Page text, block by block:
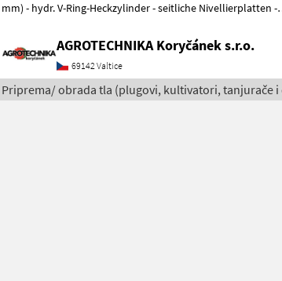
mm) - hydr. V-Ring-Heckzylinder - seitliche Nivellierplatten -
AGROTECHNIKA Koryčánek s.r.o.
69142 Valtice
Priprema/ obrada tla (plugovi, kultivatori, tanjurače i
Rolmako